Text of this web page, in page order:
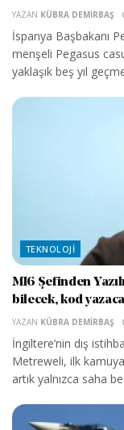
YAZAN KÜBRA DEMIRBAŞ
İspanya Başbakanı
menşeli Pegasus
yaklaşık beş yıl
TEKNOLOJI
MI6 Şefinden
bilecek, kod
YAZAN KÜBRA DEMIRBAŞ
İngiltere’nin dış
Metreweli, ilk
artık yalnızca saha